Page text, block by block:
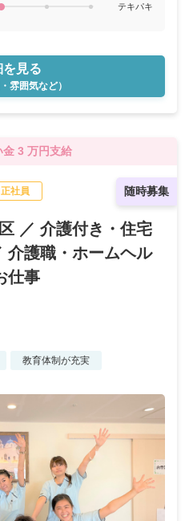
テキパキ
を見る
雰囲気など）
金 3 万円支給
随時募集
正社員
／ 介護付き・住宅
介護職・ホームヘル
仕事
教育体制が充実